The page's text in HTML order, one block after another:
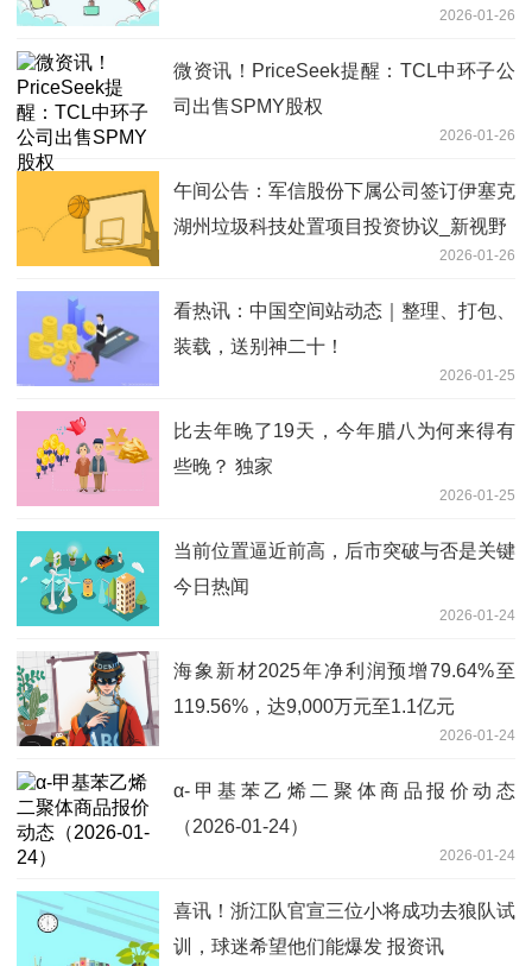
2026-01-26
微资讯！PriceSeek提醒：TCL中环子公
司出售SPMY股权
2026-01-26
午间公告：军信股份下属公司签订伊塞克
湖州垃圾科技处置项目投资协议_新视野
2026-01-26
看热讯：中国空间站动态｜整理、打包、
装载，送别神二十！
2026-01-25
比去年晚了19天，今年腊八为何来得有
些晚？ 独家
2026-01-25
当前位置逼近前高，后市突破与否是关键
今日热闻
2026-01-24
海象新材2025年净利润预增79.64%至
119.56%，达9,000万元至1.1亿元
2026-01-24
α-甲基苯乙烯二聚体商品报价动态
（2026-01-24）
2026-01-24
喜讯！浙江队官宣三位小将成功去狼队试
训，球迷希望他们能爆发 报资讯